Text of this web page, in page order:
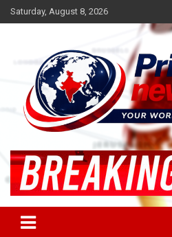
Skip
to
Saturday, August 8, 2026
Princenews Daily